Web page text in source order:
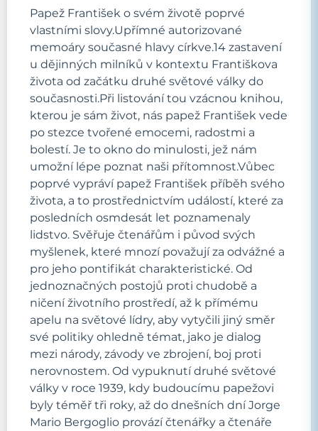
Papež František o svém životě poprvé
vlastními slovy.Upřímné autorizované
memoáry současné hlavy církve.14 zastavení
u dějinných milníků v kontextu Františkova
života od začátku druhé světové války do
současnosti.Při listování tou vzácnou knihou,
kterou je sám život, nás papež František vede
po stezce tvořené emocemi, radostmi a
bolestí. Je to okno do minulosti, jež nám
umožní lépe poznat naši přítomnost.Vůbec
poprvé vypráví papež František příběh svého
života, a to prostřednictvím událostí, které za
posledních osmdesát let poznamenaly
lidstvo. Svěřuje čtenářům i původ svých
myšlenek, které mnozí považují za odvážné a
pro jeho pontifikát charakteristické. Od
jednoznačných postojů proti chudobě a
ničení životního prostředí, až k přímému
apelu na světové lídry, aby vytyčili jiný směr
své politiky ohledně témat, jako je dialog
mezi národy, závody ve zbrojení, boj proti
nerovnostem. Od vypuknutí druhé světové
války v roce 1939, kdy budoucímu papežovi
byly téměř tři roky, až do dnešních dní Jorge
Mario Bergoglio provází čtenářky a čtenáře